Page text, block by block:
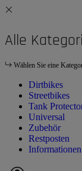
Alle
Wählen Sie eine
Dirtbikes
Streetbikes
Tank
Universal
Zubehör
Restposten
Informationen